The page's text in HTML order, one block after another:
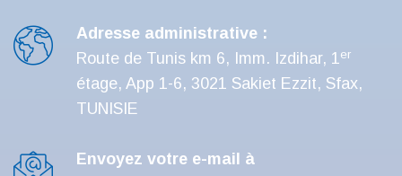
Adresse administrative :
Route de Tunis km 6, Imm. Izdihar, 1er
étage, App 1-6, 3021 Sakiet Ezzit, Sfax,
TUNISIE
Envoyez votre e-mail à